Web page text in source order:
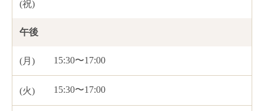
午後
15:30〜17:00
15:30〜17:00